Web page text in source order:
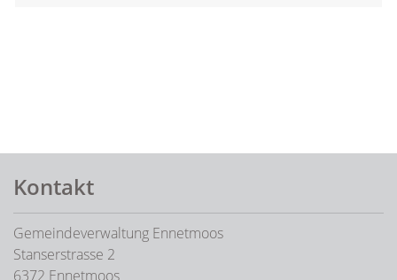
Kontakt
Gemeindeverwaltung Ennetmoos
Stanserstrasse 2
6372 Ennetmoos